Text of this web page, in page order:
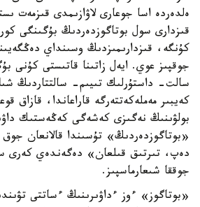
ەلدەردە اسا جوعارى لاۋازىمدى قىزمەت
قىزدارى سول بوتاگوزدەردىڭ بۇگىنگى
كۇنگە، قىزدارىمىزدىڭ وسىنداي
جوقپىز عوي. ايەل زاتىنا قاتىستى كۇنى
سالت- داستۇرلىك تىيىم- سالتتاردىڭ
كەيبىر مەملەكەتتەرگە قاراعاندا، قازاق
بولۋىنىڭ نەگىزى كەشەگى كەڭەستىك
«بوتاگوزدەردىڭ» تۇسىندا قالانعان جوق
دەپ، تىرتىق قىلعان» دەگەندەي كەرى
جوققا شىعارماسپىز.
«بوتاگوز» ءوز ءداۋىرىنىڭ ءساتتى